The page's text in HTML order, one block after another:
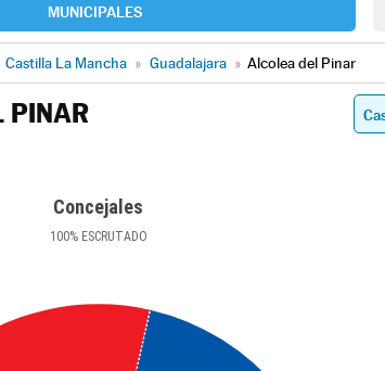
MUNICIPALES
Castilla La Mancha » Guadalajara » Alcolea del Pinar
PINAR
Concejales
100%ESCRUTADO